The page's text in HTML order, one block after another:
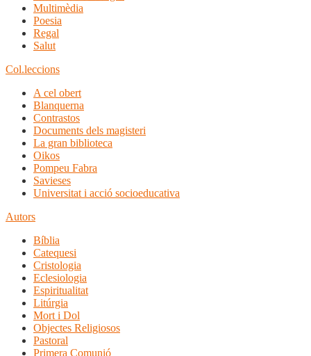
Multimèdia
Poesia
Regal
Salut
Col.leccions
A cel obert
Blanquerna
Contrastos
Documents dels magisteri
La gran biblioteca
Oikos
Pompeu Fabra
Savieses
Universitat i acció socioeducativa
Autors
Bíblia
Catequesi
Cristologia
Eclesiologia
Espiritualitat
Litúrgia
Mort i Dol
Objectes Religiosos
Pastoral
Primera Comunió